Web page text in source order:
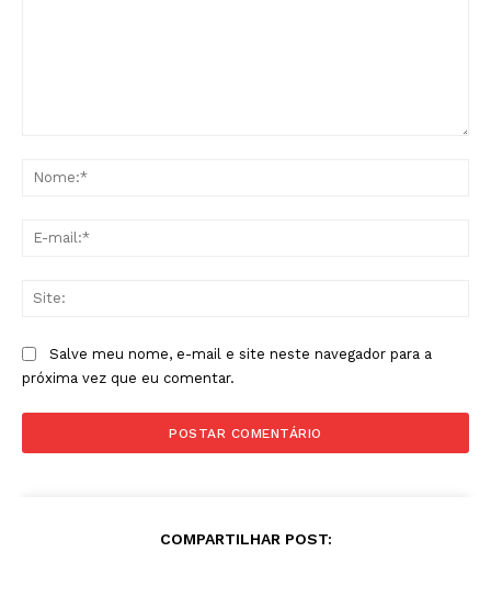
Salve meu nome, e-mail e site neste navegador para a
próxima vez que eu comentar.
COMPARTILHAR POST: